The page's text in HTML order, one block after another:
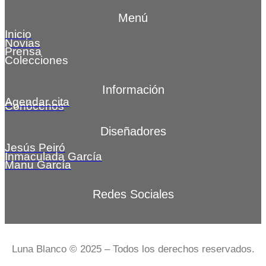
Menú
Inicio
Novias
Prensa
Colecciones
Información
Conócenos
Agendar cita
Diseñadores
Jesús Peiró
Inmaculada García
Manu García
Redes Sociales
Luna Blanco © 2025 – Todos los derechos reservados.